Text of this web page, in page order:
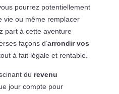
pourrez potentiellement
vie ou même remplacer
part à cette aventure
façons d’arrondir vos
à fait légale et rentable.
du revenu
jour compte pour